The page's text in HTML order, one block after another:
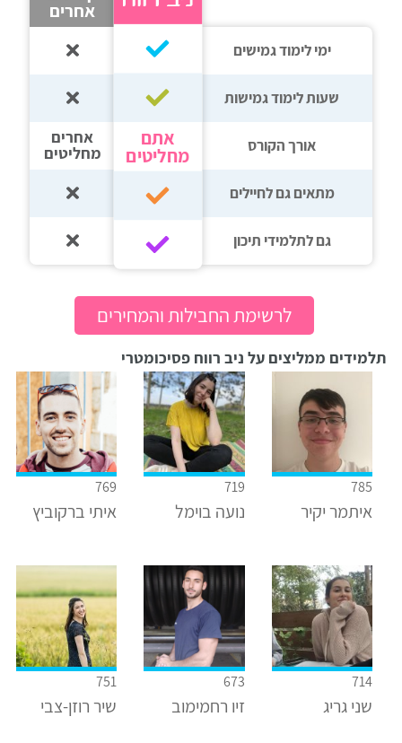
ימי לימוד גמישים
שעות לימוד גמישות
אורך הקורס
מתאים גם לחיילים
גם לתלמידי תיכון‎‏
אתם
מחליטים
אחרים
אחרים
מחליטים
לרשימת החבילות והמחירים
תלמידים ממליצים על ניב רווח פסיכומטרי
785
איתמר יקיר
719
נועה בוימל
769
איתי ברקוביץ
714
שני גריג
673
זיו רחמימוב
751
שיר רוזן-צבי